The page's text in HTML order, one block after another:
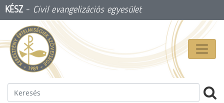
KÉSZ- Civil evangelizációs egyesület